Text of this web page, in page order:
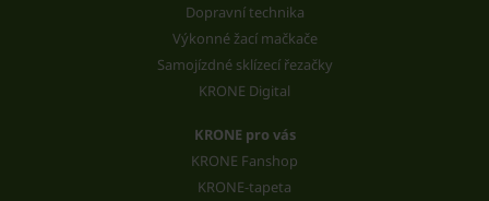
Dopravní technika
Výkonné žací mačkače
Samojízdné sklízecí řezačky
KRONE Digital
KRONE pro vás
KRONE Fanshop
KRONE-tapeta